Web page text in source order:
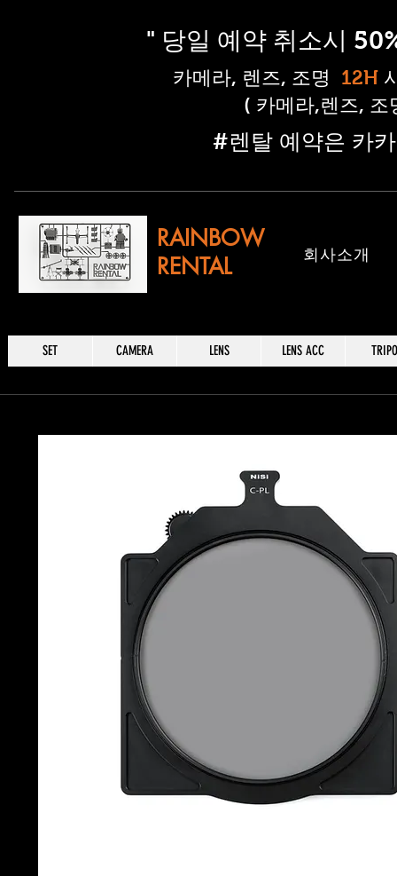
" 당일 예약 취소시
​카메라, 렌즈, 조명 12H
( 카메라,렌즈, 조
​#렌탈 예약은 카
RAINBOW
RENTAL
​회사소개
SET CAMERA LENS LENS ACC